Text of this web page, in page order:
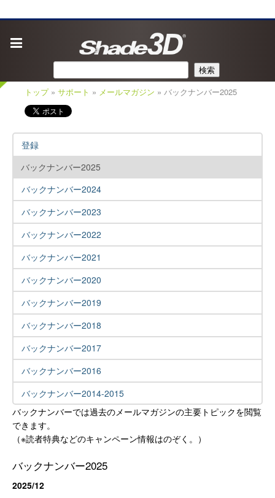
検索
トップ» サポート » メールマガジン » バックナンバー2025
登録
バックナンバー2025
バックナンバー2024
バックナンバー2023
バックナンバー2022
バックナンバー2021
バックナンバー2020
バックナンバー2019
バックナンバー2018
バックナンバー2017
バックナンバー2016
バックナンバー2014-2015
バックナンバーでは過去のメールマガジンの主要トピックを閲覧
できます。
（※読者特典などのキャンペーン情報はのぞく。）
バックナンバー2025
2025/12